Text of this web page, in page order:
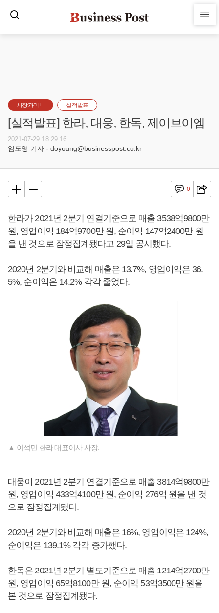
시장과머니 실적발표
[실적발표] 한라, 대웅, 한독, 제이브이엠
2021-07-29 18:29:16
임도영 기자 - doyoung@businesspost.co.kr
0
한라가 2021년 2분기 연결기준으로 매출 3538억9800만
원, 영업이익 184억9700만 원, 순이익 147억2400만 원
을 낸 것으로 잠정집계됐다고 29일 공시했다.
2020년 2분기와 비교해 매출은 13.7%, 영업이익은 36.
5%, 순이익은 14.2% 각각 줄었다.
▲ 이석민 한라 대표이사 사장.
대웅이 2021년 2분기 연결기준으로 매출 3814억9800만
원, 영업이익 433억4100만 원, 순이익 276억 원을 낸 것
으로 잠정집계됐다.
2020년 2분기와 비교해 매출은 16%, 영업이익은 124%,
순이익은 139.1% 각각 증가했다.
한독은 2021년 2분기 별도기준으로 매출 1214억2700만
원, 영업이익 65억8100만 원, 순이익 53억3500만 원을
본 것으로 잠정집계됐다.